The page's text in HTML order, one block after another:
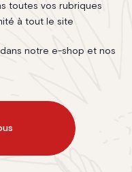
toutes vos rubriques
à tout le site
notre e-shop et nos